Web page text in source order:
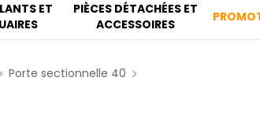
ET
PIÈCES DÉTACHÉES ET
ACCESSOIRES
Porte sectionnelle 40